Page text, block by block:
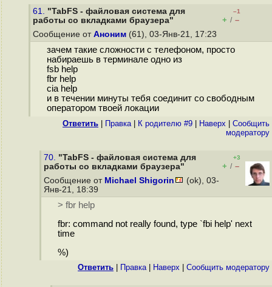
61. "TabFS - файловая система для
работы со вкладками браузера"
–1
+ / –
Сообщение от Аноним (61), 03-Янв-21, 17:23
зачем такие сложности с телефоном, просто
набираешь в терминале одно из
fsb help
fbr help
cia help
и в течении минуты тебя соединит со свободным
оператором твоей локации
Ответить Правка| К родителю #9 Наверх
Cообщить
модератору
70. "TabFS - файловая система для
работы со вкладками браузера"
+3
+ / –
Сообщение от Michael Shigorin
(ok), 03-
Янв-21, 18:39
> fbr help
fbr: command not really found, type `fbi help' next
time
%)
Ответить Правка| Наверх Cообщить модератору